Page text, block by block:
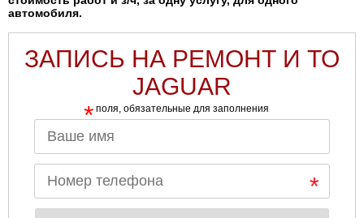
автомобиля.
ЗАПИСЬ НА РЕМОНТ И ТО
JAGUAR
* поля, обязательные для заполнения